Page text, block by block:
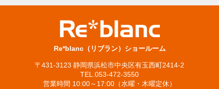
Re*blanc（リブラン）ショールーム
〒431-3123 静岡県浜松市中央区有玉西町2414-2
TEL.053-472-3550
営業時間 10:00～17:00（水曜・木曜定休）